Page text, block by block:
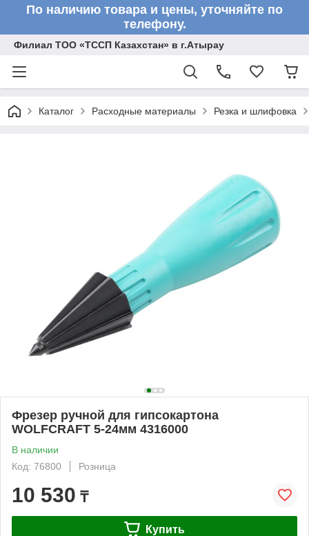
По наличию товара и цены, уточняйте по
телефону.
Филиал ТОО «ТССП Казахстан» в г.Атырау
Каталог Расходные материалы Резка и шлифовка
Фрезер ручной для гипсокартона
WOLFCRAFT 5-24мм 4316000
В наличии
Код: 76800
Розница
10 530 ₸
Купить